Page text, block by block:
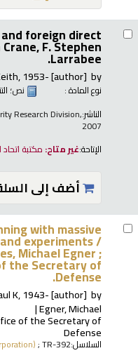
foreign direct
F. Stephen
Larrabee.
by
, 1953-[author]
نوع المادة : نص؛
الناشر:Research Division,
2007
الإتاحة:غير متاح: مكتبة
أضف إلى
with massive
experiments /
Michael Egner ;
the Secretary of
Defense.
by
K, 1943-[author]
Egner, Michael
of the Secretary of
Defense
السلاسل:; TR-392